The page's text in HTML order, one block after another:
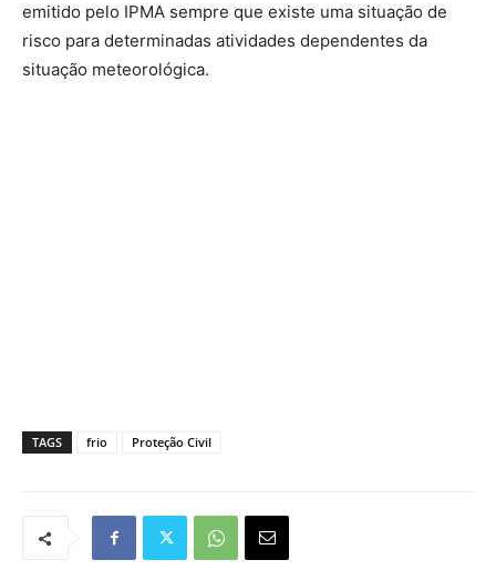
emitido pelo IPMA sempre que existe uma situação de
risco para determinadas atividades dependentes da
situação meteorológica.
TAGS frio Proteção Civil